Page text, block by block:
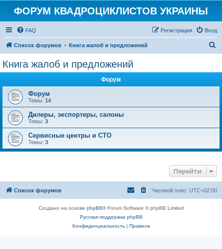
ФОРУМ КВАДРОЦИКЛИСТОВ УКРАИНЫ
FAQ Вход
Регистрация
Список форумов Книга жалоб и предложений
Книга жалоб и предложений
Форум
Форум
Темы: 14
Дилеры, экспортеры, салоны
Темы: 3
Сервисные центры и СТО
Темы: 3
Перейти
Список форумов Часовой пояс: UTC+02:00
Создано на основе phpBB® Forum Software © phpBB Limited
Русская поддержка phpBB
Конфиденциальность| Правила